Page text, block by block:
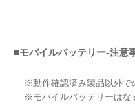
■モバイルバッテリー-注意
※動作確認済み製品以外で
※モバイルバッテリーはな